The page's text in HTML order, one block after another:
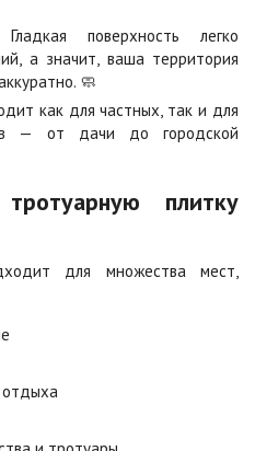
Сомон
Цена по запросу
Цена по запросу
Гладкая поверхность легко
а значит, ваша территория
🧼
как для частных, так и для
— от дачи до городской
плитку
для множества мест,